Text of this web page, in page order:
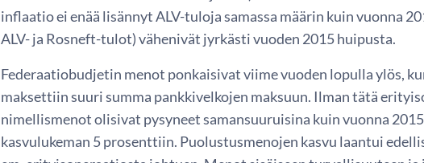
inflaatio ei enää lisännyt ALV-tuloja samassa määrin kuin vuonna
ALV- ja Rosneft-tulot) vähenivät jyrkästi vuoden 2015 huipusta.
Federaatiobudjetin menot ponkaisivat viime vuoden lopulla ylös,
maksettiin suuri summa pankkivelkojen maksuun. Ilman tätä
nimellismenot olisivat pysyneet samansuuruisina kuin vuonna
kasvulukeman 5 prosenttiin. Puolustusmenojen kasvu laantui